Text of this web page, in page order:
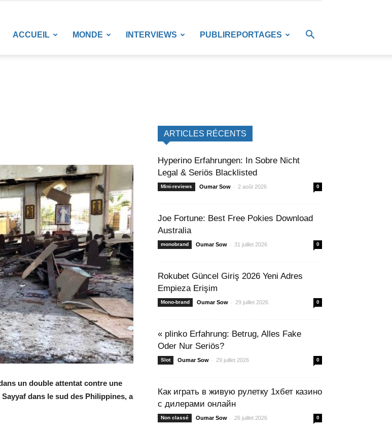
ACCUEIL MONDE INTERVIEWS PUBLIREPORTAGES
un double attentat contre une
dans le sud des Philippines, a
ARTICLES RÉCENTS
Hyperino Erfahrungen: In Sobre Nicht
Legal & Seriös Blacklisted
Mini-reviews Oumar Sow - 2 août 2026 0
Joe Fortune: Best Free Pokies Download
Australia
monobrand Oumar Sow - 31 juillet 2026 0
Rokubet Güncel Giriş 2026 Yeni Adres
Empieza Erişim
Mono-brand Oumar Sow - 29 juillet 2026 0
« plinko Erfahrung: Betrug, Alles Fake
Oder Nur Seriös?
Slot Oumar Sow - 29 juillet 2026 0
Как играть в живую рулетку 1хбет казино
с дилерами онлайн
Non classé Oumar Sow - 26 juillet 2026 0